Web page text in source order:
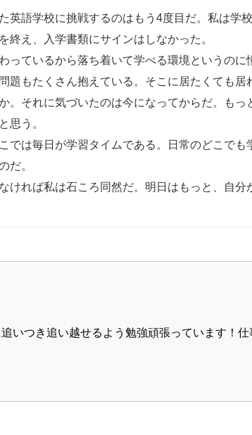
英語学校に挑戦するのはもう4度目だ。私は学
終え、入学書類にサインはしなかった。
っているから落ち着いて学べる環境というの
題もたくさん抱えている。そこに居たくても
。それに気づいたのは今になってからだ。も
思う。
では毎日が学習タイムである。日常のどこで
だ。
ければ私は石ころ同然だ。明日はもっと、自分
いつき追い越せるよう勉強頑張っています！